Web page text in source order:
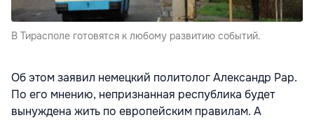
В Тирасполе готовятся к любому развитию событий.
Об этом заявил немецкий политолог Александр Рар.
По его мнению, непризнанная республика будет
вынуждена жить по европейским правилам. А